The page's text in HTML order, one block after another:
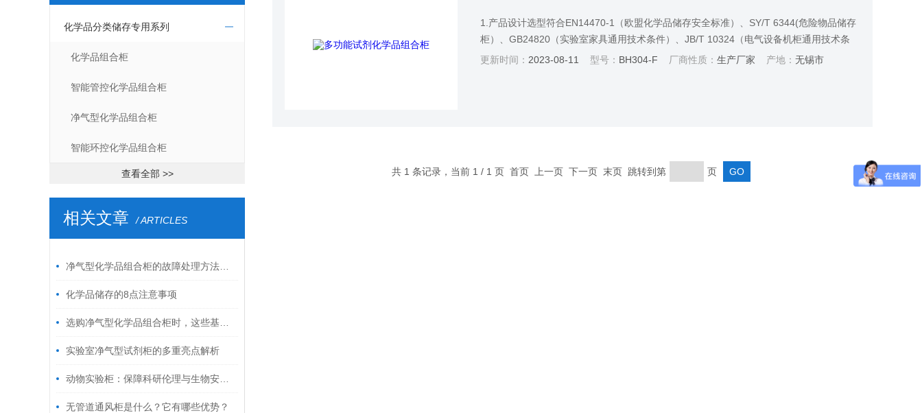
化学品分类储存专用系列
化学品组合柜
智能管控化学品组合柜
净气型化学品组合柜
智能环控化学品组合柜
查看全部 >>
相关文章 / ARTICLES
净气型化学品组合柜的故障处理方法如下
化学品储存的8点注意事项
选购净气型化学品组合柜时，这些基本要求一定得满足
实验室净气型试剂柜的多重亮点解析
动物实验柜：保障科研伦理与生物安全的关键屏障
无管道通风柜是什么？它有哪些优势？
1.产品设计选型符合EN14470-1（欧盟化学品储存安全标准）、SY/T 6344(危险物品储存
柜）、GB24820（实验室家具通用技术条件）、JB/T 10324（电气设备机柜通用技术条
件）标准、GB50019（采暖通风与空气调节设计规范）。 2.柜体双层结构，柜体外壳
更新时间： 2023-08-11 型号： BH304-F 厂商性质：生产厂家 产地：无锡市
共 1 条记录，当前 1 / 1 页 首页 上一页 下一页 末页 跳转到第 页